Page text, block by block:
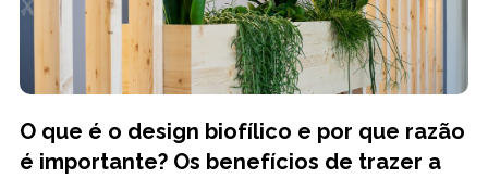
O que é o design biofílico e por que razão
é importante? Os benefícios de trazer a